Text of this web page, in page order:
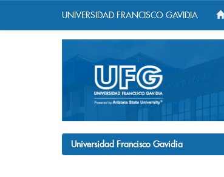
UNIVERSIDAD FRANCISCO GAVIDIA
Universidad Francisco Gavidia